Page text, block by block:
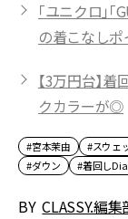
「ユニクロ」
の着こなしポ
【3万円台】
クカラーが◎
#宮本茉由 #スウェ
#ダウン
#着回し
BY CLASSY.編集